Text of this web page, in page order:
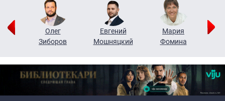
Олег
Зиборов
Евгений
Мошняцкий
Мария
Фомина